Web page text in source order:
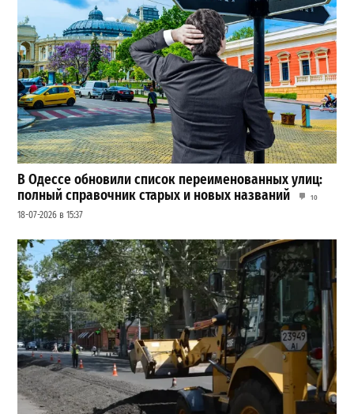
В Одессе обновили список переименованных улиц:
полный справочник старых и новых названий
10
18-07-2026 в 15:37